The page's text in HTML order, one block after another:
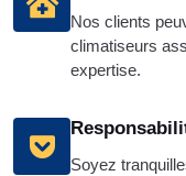
Nos clients
climatiseurs
expertise.
Soyez